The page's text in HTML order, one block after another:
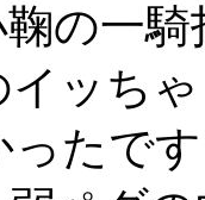
の一
ッち
ったで